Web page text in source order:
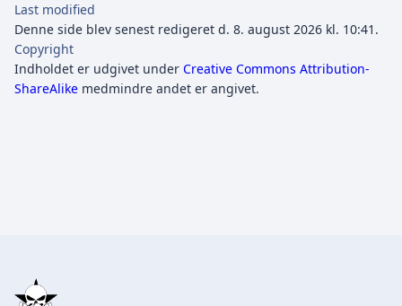
Last modified
Denne side blev senest redigeret d. 8. august 2026 kl. 10:41.
Copyright
Indholdet er udgivet under Creative Commons Attribution-
ShareAlike medmindre andet er angivet.